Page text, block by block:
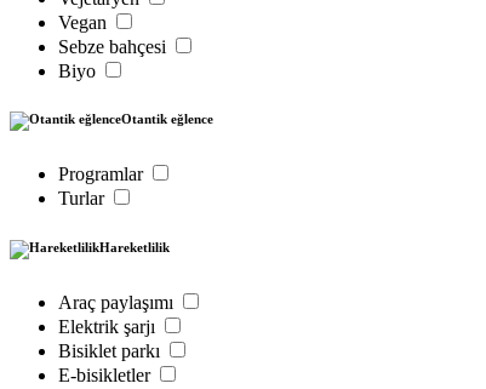
Vegan
Sebze bahçesi
Biyo
Otantik eğlence
Programlar
Turlar
Hareketlilik
Araç paylaşımı
Elektrik şarjı
Bisiklet parkı
E-bisikletler